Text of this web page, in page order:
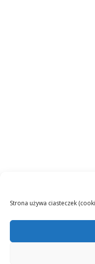
Strona używa ciasteczek